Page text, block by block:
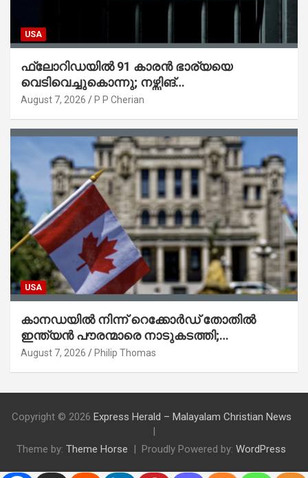
USA
ഫ്ലോറിഡയിൽ 91 കാരൻ ഭാര്യയെ
വെടിവെച്ചുകൊന്നു; നഴ്സിങ്
ഹോമിലാക്കില്ലെന്ന് നൽകിയ വാഗ്ദാനം
August 7, 2026 P P Cherian
USA
കാനഡയിൽ നിന്ന് റെക്കോർഡ് തോതിൽ
ഇന്ത്യൻ പൗരന്മാരെ നാടുകടത്തി;
ആറുമാസത്തിനിടെ 3,323 പേർ
August 7, 2026 Philip Thomas
Copyright © 2026 Express Herald – Malayalam Christian News
Theme by: Theme Horse Proudly Powered by: WordPress